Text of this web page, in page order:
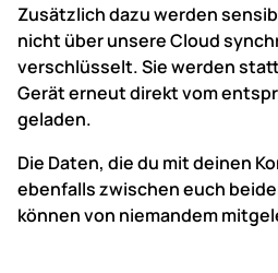
Zusätzlich dazu werden
nicht über unsere Cloud
verschlüsselt.Sie werden
Gerät erneut direkt vom
geladen.
Die Daten, die du mit deinen
ebenfalls zwischen euch
können von niemandem